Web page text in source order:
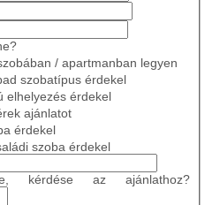
/ apartmanban legyen
szobatípus érdekel
elhelyezés érdekel
ajánlatot
érdekel
szoba érdekel
kérdése az ajánlathoz?